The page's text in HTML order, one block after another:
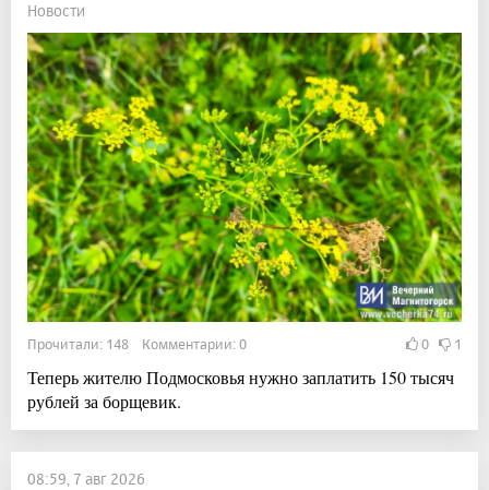
Новости
Прочитали: 148 Комментарии: 0 0 1
Теперь жителю Подмосковья нужно заплатить 150 тысяч
рублей за борщевик.
08:59, 7 авг 2026